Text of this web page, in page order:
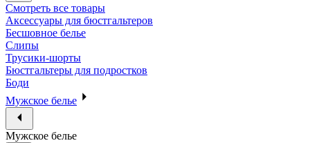
Смотреть все товары
Аксессуары для бюстгальтеров
Бесшовное белье
Слипы
Трусики-шорты
Бюстгальтеры для подростков
Боди
Мужское белье
Мужское белье